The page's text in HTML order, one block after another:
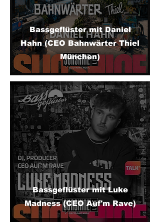
Bassgeflüster mit Daniel
Hahn (CEO Bahnwärter Thiel
München)
Bassgeflüster mit Luke
Madness (CEO Auf'm Rave)